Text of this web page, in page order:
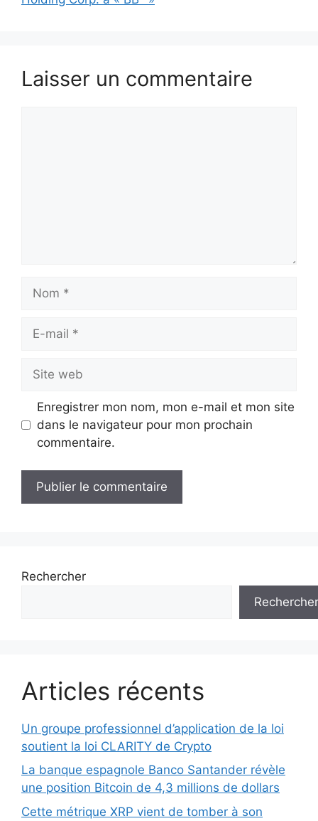
Laisser un commentaire
Nom
Site
web
Enregistrer mon nom, mon e-mail et mon site
dans le navigateur pour mon prochain
commentaire.
Rechercher
Rechercher
Articles récents
Un groupe professionnel d’application de la loi
soutient la loi CLARITY de Crypto
La banque espagnole Banco Santander révèle
une position Bitcoin de 4,3 millions de dollars
Cette métrique XRP vient de tomber à son